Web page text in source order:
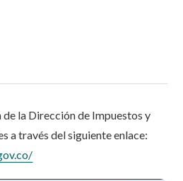
de la Dirección de Impuestos y
a través del siguiente enlace: